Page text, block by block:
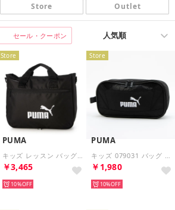
Store Outlet
セール・クーポン
Store
PUMA
￥3,465
10%
Store
PUMA
￥1,980
10%